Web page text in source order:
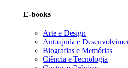
E-books
Arte e Design
Autoajuda e
Biografias e Memórias
Ciência e Tecnologia